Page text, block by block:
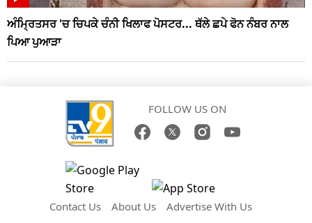
ਅੰਮ੍ਰਿਤਸਰ 'ਚ ਚਿਪਕੇ ਚੰਨੀ ਖਿਲਾਫ ਪੋਸਟਰ... ਥੱਲੇ ਛਪੇ ਫੋਨ ਨੰਬਰ ਨਾਲ
ਪਿਆ ਪੁਆੜਾ
FOLLOW US ON
Contact Us About Us
Advertise With Us